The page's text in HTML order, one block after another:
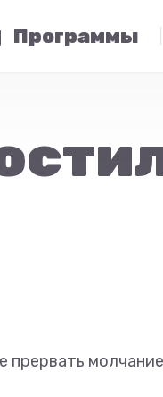
Программы
прервать